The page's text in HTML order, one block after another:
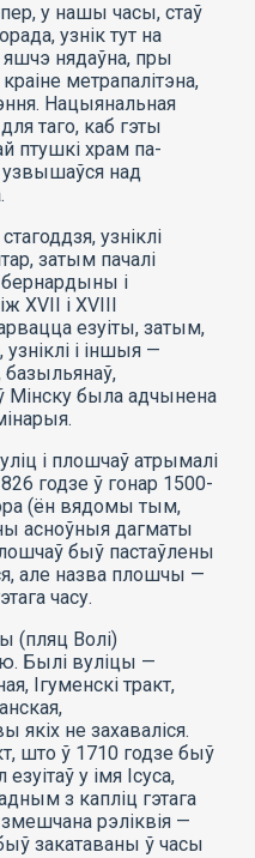
у нашы часы, стаў
узнік тут на
яшчэ нядаўна, пры
метрапалітэна,
Нацыянальная
таго, каб гэты
птушкі храм па-
узвышаўся над
узніклі
затым пачалі
і
XVII і XVIII
езуіты, затым,
і іншыя —
базыльянаў,
Мінску была адчынена
і плошчаў атрымалі
годзе ў гонар 1500-
(ён вядомы тым,
асноўныя дагматы
быў пастаўлены
але назва плошчы —
часу.
(пляц Волі)
Былі вуліцы —
Ігуменскі тракт,
якіх не захаваліся.
што ў 1710 годзе быў
у імя Ісуса,
з капліц гэтага
рэліквія —
закатаваны ў часы